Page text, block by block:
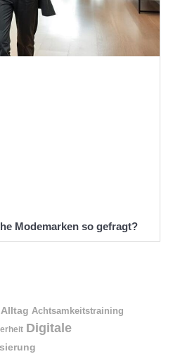
Modemarken so gefragt?
Achtsamkeitstraining
Digitale